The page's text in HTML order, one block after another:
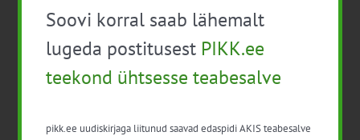
Tootjate pindala- ja loomatoetuste
infopäev veebis
Tasuta
14:00-17:00
Soovi korral saab lähemalt
lugeda postitusest PIKK.ee
teekond ühtsesse teabesalve
pikk.ee uudiskirjaga liitunud saavad edaspidi AKIS teabesalve